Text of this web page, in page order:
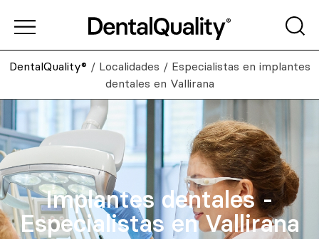
DentalQuality® / Localidades / Especialistas en implantes
dentales en Vallirana
Implantes dentales -
Especialistas en Vallirana